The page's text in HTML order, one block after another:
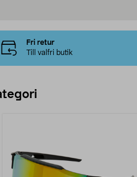
Fri retur
Till valfri butik